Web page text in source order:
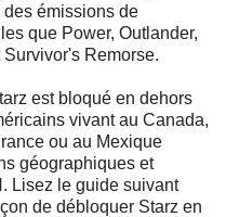
émissions de
que Power, Outlander,
Remorse.
est bloqué en dehors
vivant au Canada,
ou au Mexique
géographiques et
Lisez le guide suivant
de débloquer Starz en